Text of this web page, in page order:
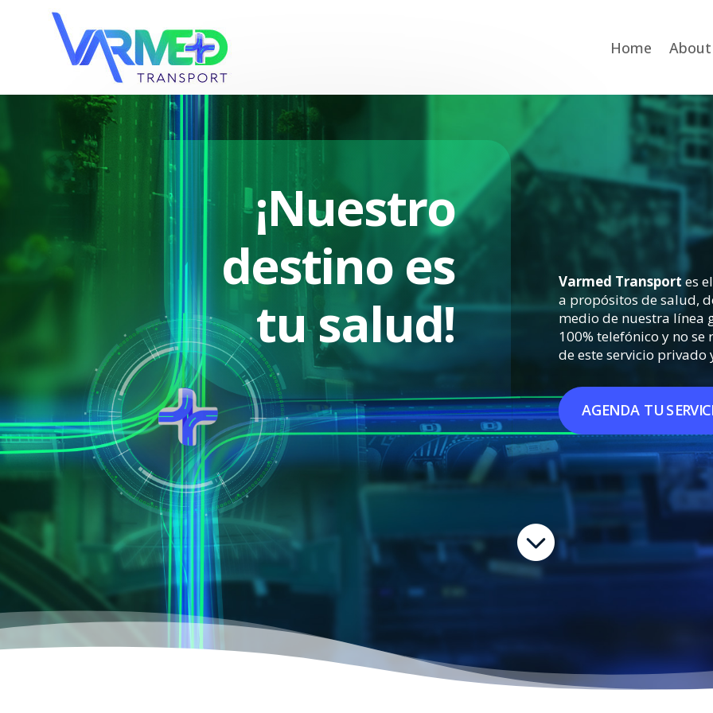
Home
¡Nuestro
destino es
tu salud!
Varmed Transport es
a propósitos de salud,
medio de nuestra línea
100% telefónico y no
de este servicio privado
AGENDA TU
